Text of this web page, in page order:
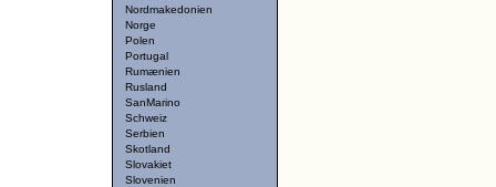
Nordmakedonien
Norge
Polen
Portugal
Rumænien
Rusland
SanMarino
Schweiz
Serbien
Skotland
Slovakiet
Slovenien